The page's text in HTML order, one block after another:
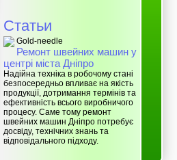
Статьи
Gold-needle
Ремонт швейних машин у
центрі міста Дніпро
Надійна техніка в робочому стані
безпосередньо впливає на якість
продукції, дотримання термінів та
ефективність всього виробничого
процесу. Саме тому ремонт
швейних машин Дніпро потребує
досвіду, технічних знань та
відповідального підходу.